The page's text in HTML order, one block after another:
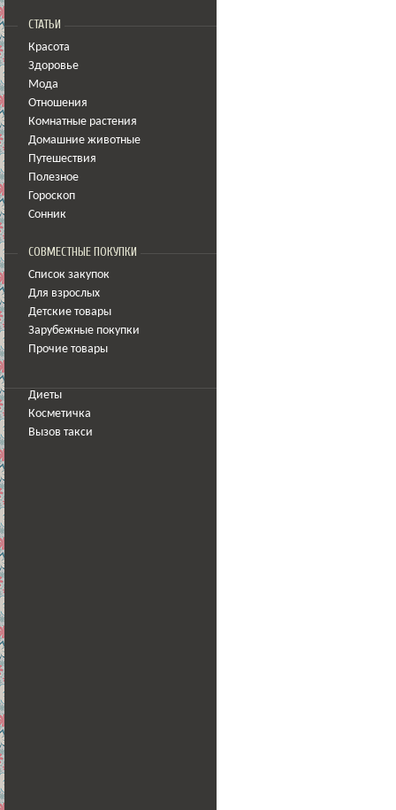
СТАТЬИ
Красота
Здоровье
Мода
Отношения
Комнатные растения
Домашние животные
Путешествия
Полезное
Гороскоп
Сонник
СОВМЕСТНЫЕ ПОКУПКИ
Список закупок
Для взрослых
Детские товары
Зарубежные покупки
Прочие товары
Диеты
Косметичка
Вызов такси